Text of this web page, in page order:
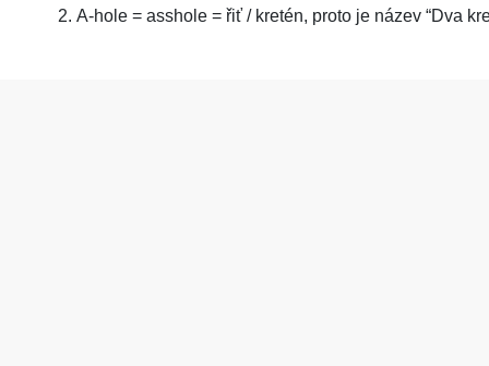
A-hole = asshole = řiť / kretén, proto je název “Dva